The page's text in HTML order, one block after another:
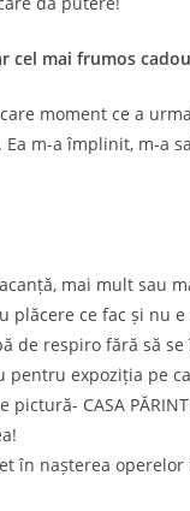
cel mai frumos
moment ce a
m-a împlinit, m-a
mai mult sau
plăcere ce fac și nu
de respiro fără să
expoziția pe
CASA
în nașterea